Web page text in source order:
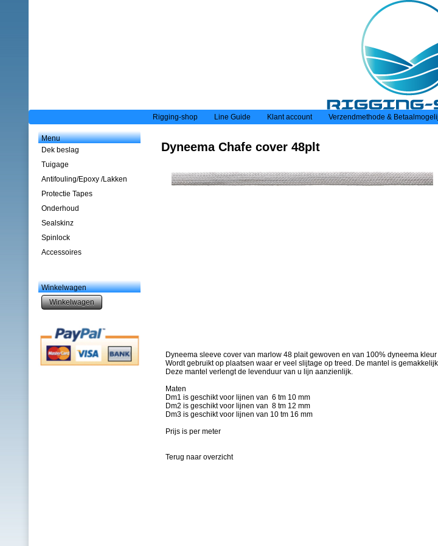
Rigging-shop Line Guide Klant account Verzendmethode &
Menu
Dek beslag
Tuigage
Antifouling/Epoxy /Lakken
Protectie Tapes
Onderhoud
Sealskinz
Spinlock
Accessoires
Winkelwagen
Dyneema Chafe cover 48plt
Dyneema sleeve cover van marlow 48 plait gewoven en van 100% dyneema kleur
Wordt gebruikt op plaatsen waar er veel slijtage op treed. De mantel is
Deze mantel verlengt de levenduur van u lijn aanzienlijk.
Maten
Dm1 is geschikt voor lijnen van 6 tm 10 mm
Dm2 is geschikt voor lijnen van 8 tm 12 mm
Dm3 is geschikt voor lijnen van 10 tm 16 mm
Prijs is per meter
Terug naar overzicht